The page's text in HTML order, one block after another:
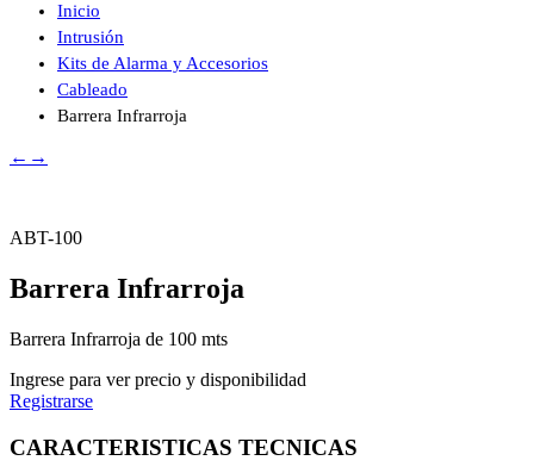
Inicio
Intrusión
Kits de Alarma y Accesorios
Cableado
Barrera Infrarroja
← →
ABT-100
Barrera Infrarroja
Barrera Infrarroja de 100 mts
Ingrese para ver precio y disponibilidad
Registrarse
CARACTERISTICAS TECNICAS